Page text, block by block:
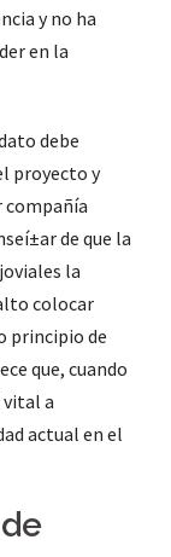
y no ha
en la
debe
proyecto y
compañía
de que la
la
colocar
principio de
que, cuando
vital a
actual en el